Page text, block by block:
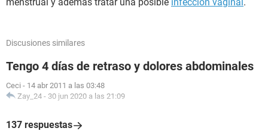
Discusiones similares
Tengo 4 días de retraso y dolores abdominales
Ceci - 14 abr 2011 a las 03:48
Zay_24 - 30 jun 2020 a las 21:09
137 respuestas